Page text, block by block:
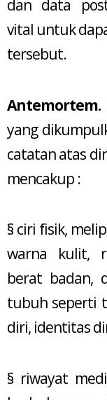
dan data
vital untuk
tersebut.
Antemortem.
yang
catatan atas
mencakup :
§ ciri fisik,
warna kulit,
berat badan,
tubuh seperti
diri, identitas
§ riwayat